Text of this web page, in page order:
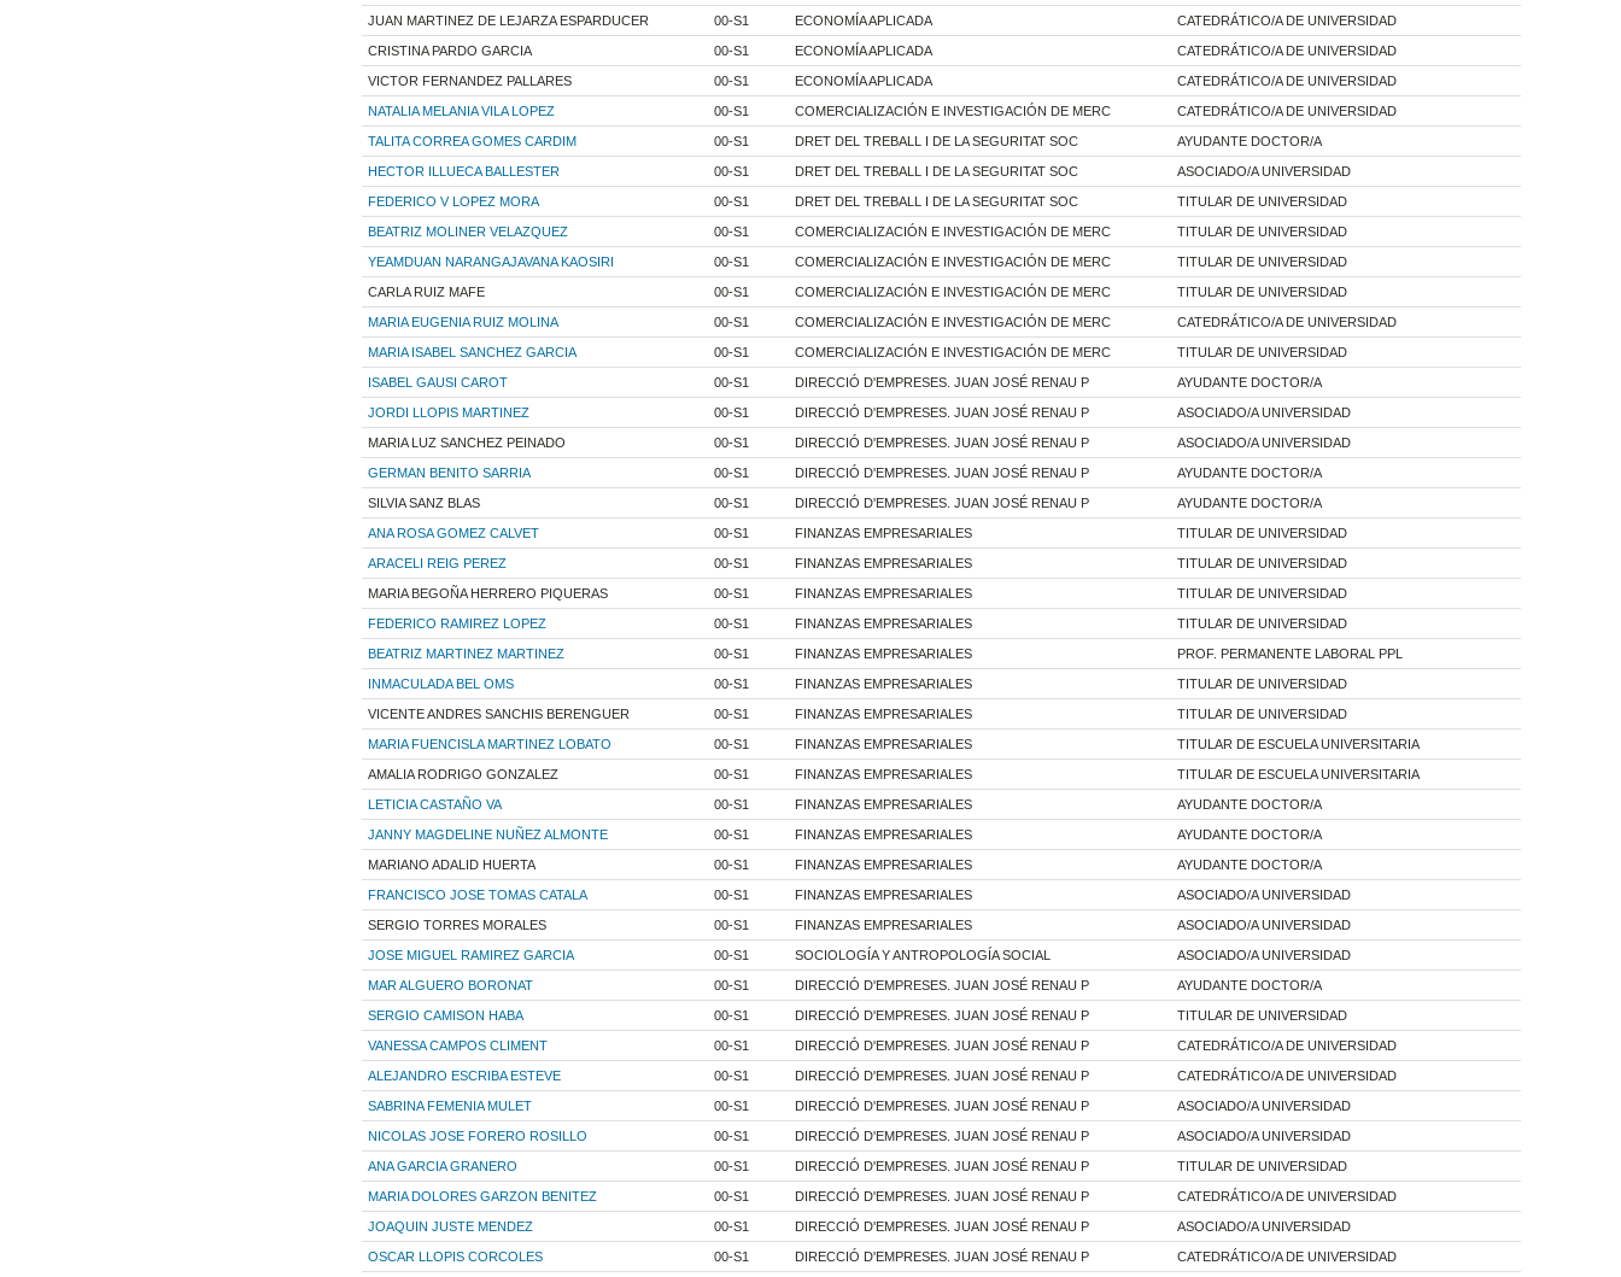
JUAN MARTINEZ DE LEJARZA ESPARDUCER 00-S1 ECONOMÍA APLICADA CATEDRÁTICO/A DE UNIVERSIDAD
CRISTINA PARDO GARCIA 00-S1 ECONOMÍA APLICADA CATEDRÁTICO/A DE UNIVERSIDAD
VICTOR FERNANDEZ PALLARES 00-S1 ECONOMÍA APLICADA CATEDRÁTICO/A DE UNIVERSIDAD
NATALIA MELANIA VILA LOPEZ 00-S1 COMERCIALIZACIÓN E INVESTIGACIÓN DE MERC CATEDRÁTICO/A DE UNIVERSIDAD
TALITA CORREA GOMES CARDIM 00-S1 DRET DEL TREBALL I DE LA SEGURITAT SOC AYUDANTE DOCTOR/A
HECTOR ILLUECA BALLESTER 00-S1 DRET DEL TREBALL I DE LA SEGURITAT SOC ASOCIADO/A UNIVERSIDAD
FEDERICO V LOPEZ MORA 00-S1 DRET DEL TREBALL I DE LA SEGURITAT SOC TITULAR DE UNIVERSIDAD
BEATRIZ MOLINER VELAZQUEZ 00-S1 COMERCIALIZACIÓN E INVESTIGACIÓN DE MERC TITULAR DE UNIVERSIDAD
YEAMDUAN NARANGAJAVANA KAOSIRI 00-S1 COMERCIALIZACIÓN E INVESTIGACIÓN DE MERC TITULAR DE UNIVERSIDAD
CARLA RUIZ MAFE 00-S1 COMERCIALIZACIÓN E INVESTIGACIÓN DE MERC TITULAR DE UNIVERSIDAD
MARIA EUGENIA RUIZ MOLINA 00-S1 COMERCIALIZACIÓN E INVESTIGACIÓN DE MERC CATEDRÁTICO/A DE UNIVERSIDAD
MARIA ISABEL SANCHEZ GARCIA 00-S1 COMERCIALIZACIÓN E INVESTIGACIÓN DE MERC TITULAR DE UNIVERSIDAD
ISABEL GAUSI CAROT 00-S1 DIRECCIÓ D'EMPRESES. JUAN JOSÉ RENAU P AYUDANTE DOCTOR/A
JORDI LLOPIS MARTINEZ 00-S1 DIRECCIÓ D'EMPRESES. JUAN JOSÉ RENAU P ASOCIADO/A UNIVERSIDAD
MARIA LUZ SANCHEZ PEINADO 00-S1 DIRECCIÓ D'EMPRESES. JUAN JOSÉ RENAU P ASOCIADO/A UNIVERSIDAD
GERMAN BENITO SARRIA 00-S1 DIRECCIÓ D'EMPRESES. JUAN JOSÉ RENAU P AYUDANTE DOCTOR/A
SILVIA SANZ BLAS 00-S1 DIRECCIÓ D'EMPRESES. JUAN JOSÉ RENAU P AYUDANTE DOCTOR/A
ANA ROSA GOMEZ CALVET 00-S1 FINANZAS EMPRESARIALES TITULAR DE UNIVERSIDAD
ARACELI REIG PEREZ 00-S1 FINANZAS EMPRESARIALES TITULAR DE UNIVERSIDAD
MARIA BEGOÑA HERRERO PIQUERAS 00-S1 FINANZAS EMPRESARIALES TITULAR DE UNIVERSIDAD
FEDERICO RAMIREZ LOPEZ 00-S1 FINANZAS EMPRESARIALES TITULAR DE UNIVERSIDAD
BEATRIZ MARTINEZ MARTINEZ 00-S1 FINANZAS EMPRESARIALES PROF. PERMANENTE LABORAL PPL
INMACULADA BEL OMS 00-S1 FINANZAS EMPRESARIALES TITULAR DE UNIVERSIDAD
VICENTE ANDRES SANCHIS BERENGUER 00-S1 FINANZAS EMPRESARIALES TITULAR DE UNIVERSIDAD
MARIA FUENCISLA MARTINEZ LOBATO 00-S1 FINANZAS EMPRESARIALES TITULAR DE ESCUELA UNIVERSITARIA
AMALIA RODRIGO GONZALEZ 00-S1 FINANZAS EMPRESARIALES TITULAR DE ESCUELA UNIVERSITARIA
LETICIA CASTAÑO VA 00-S1 FINANZAS EMPRESARIALES AYUDANTE DOCTOR/A
JANNY MAGDELINE NUÑEZ ALMONTE 00-S1 FINANZAS EMPRESARIALES AYUDANTE DOCTOR/A
MARIANO ADALID HUERTA 00-S1 FINANZAS EMPRESARIALES AYUDANTE DOCTOR/A
FRANCISCO JOSE TOMAS CATALA 00-S1 FINANZAS EMPRESARIALES ASOCIADO/A UNIVERSIDAD
SERGIO TORRES MORALES 00-S1 FINANZAS EMPRESARIALES ASOCIADO/A UNIVERSIDAD
JOSE MIGUEL RAMIREZ GARCIA 00-S1 SOCIOLOGÍA Y ANTROPOLOGÍA SOCIAL ASOCIADO/A UNIVERSIDAD
MAR ALGUERO BORONAT 00-S1 DIRECCIÓ D'EMPRESES. JUAN JOSÉ RENAU P AYUDANTE DOCTOR/A
SERGIO CAMISON HABA 00-S1 DIRECCIÓ D'EMPRESES. JUAN JOSÉ RENAU P TITULAR DE UNIVERSIDAD
VANESSA CAMPOS CLIMENT 00-S1 DIRECCIÓ D'EMPRESES. JUAN JOSÉ RENAU P CATEDRÁTICO/A DE UNIVERSIDAD
ALEJANDRO ESCRIBA ESTEVE 00-S1 DIRECCIÓ D'EMPRESES. JUAN JOSÉ RENAU P CATEDRÁTICO/A DE UNIVERSIDAD
SABRINA FEMENIA MULET 00-S1 DIRECCIÓ D'EMPRESES. JUAN JOSÉ RENAU P ASOCIADO/A UNIVERSIDAD
NICOLAS JOSE FORERO ROSILLO 00-S1 DIRECCIÓ D'EMPRESES. JUAN JOSÉ RENAU P ASOCIADO/A UNIVERSIDAD
ANA GARCIA GRANERO 00-S1 DIRECCIÓ D'EMPRESES. JUAN JOSÉ RENAU P TITULAR DE UNIVERSIDAD
MARIA DOLORES GARZON BENITEZ 00-S1 DIRECCIÓ D'EMPRESES. JUAN JOSÉ RENAU P CATEDRÁTICO/A DE UNIVERSIDAD
JOAQUIN JUSTE MENDEZ 00-S1 DIRECCIÓ D'EMPRESES. JUAN JOSÉ RENAU P ASOCIADO/A UNIVERSIDAD
OSCAR LLOPIS CORCOLES 00-S1 DIRECCIÓ D'EMPRESES. JUAN JOSÉ RENAU P CATEDRÁTICO/A DE UNIVERSIDAD